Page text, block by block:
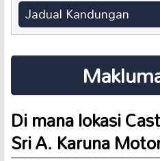
Jadual Kandungan
Di mana lokasi
Sri A. Karuna